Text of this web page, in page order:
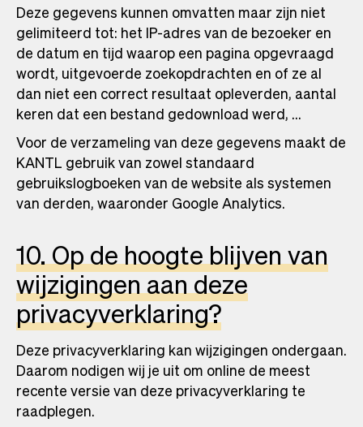
Deze gegevens kunnen omvatten maar zijn niet
gelimiteerd tot: het IP-adres van de bezoeker en
de datum en tijd waarop een pagina opgevraagd
wordt, uitgevoerde zoekopdrachten en of ze al
dan niet een correct resultaat opleverden, aantal
keren dat een bestand gedownload werd, …
Voor de verzameling van deze gegevens maakt de
KANTL gebruik van zowel standaard
gebruikslogboeken van de website als systemen
van derden, waaronder Google Analytics.
10. Op de hoogte blijven van
wijzigingen aan deze
privacyverklaring?
Deze privacyverklaring kan wijzigingen ondergaan.
Daarom nodigen wij je uit om online de meest
recente versie van deze privacyverklaring te
raadplegen.